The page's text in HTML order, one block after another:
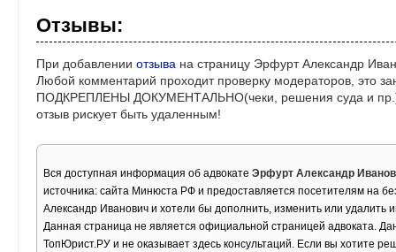
Отзывы:
При добавлении отзыва на страницу Эрфурт Александр
Любой комментарий проходит проверку модераторов, это
ПОДКРЕПЛЕНЫ ДОКУМЕНТАЛЬНО(чеки, решения суда и пр.)!
отзыв рискует быть удаленным!
Вся доступная информация об адвокате Эрфурт Александр
источника: сайта Минюста РФ и предоставляется посетителям на
Александр Иванович и хотели бы дополнить, изменить или
Данная страница не является официальной страницей адвоката.
ТопЮрист.РУ и не оказывает здесь консультаций. Если вы хотите